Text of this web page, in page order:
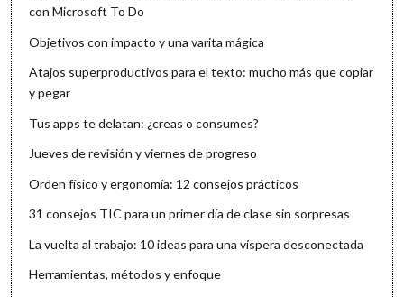
con Microsoft To Do
Objetivos con impacto y una varita mágica
Atajos superproductivos para el texto: mucho más que copiar
y pegar
Tus apps te delatan: ¿creas o consumes?
Jueves de revisión y viernes de progreso
Orden físico y ergonomía: 12 consejos prácticos
31 consejos TIC para un primer día de clase sin sorpresas
La vuelta al trabajo: 10 ideas para una víspera desconectada
Herramientas, métodos y enfoque